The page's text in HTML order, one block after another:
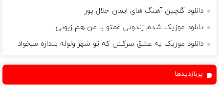
دانلود گلچین آهنگ های ایمان جلال پور
دانلود موزیک شدم زندونی غمتو با من هم زبونی
دانلود موزیک یه عشق سرکش که تو شهر ولوله بندازه میخواد
پربازدیدها